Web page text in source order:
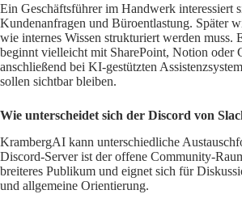
Ein Geschäftsführer im Handwerk interessiert
Kundenanfragen und Büroentlastung. Später
wie internes Wissen strukturiert werden muss.
beginnt vielleicht mit SharePoint, Notion oder
anschließend bei KI-gestützten
sollen sichtbar bleiben.
Wie unterscheidet sich der Discord von
KrambergAI kann unterschiedliche
Discord-Server ist der offene Community-
breiteres Publikum und eignet sich für
und allgemeine Orientierung.